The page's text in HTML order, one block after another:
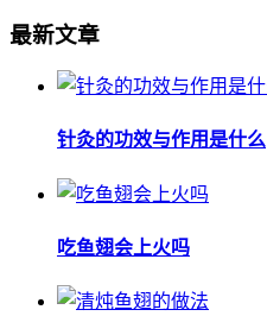
最新文章
针灸的功效与作用是什么
吃鱼翅会上火吗